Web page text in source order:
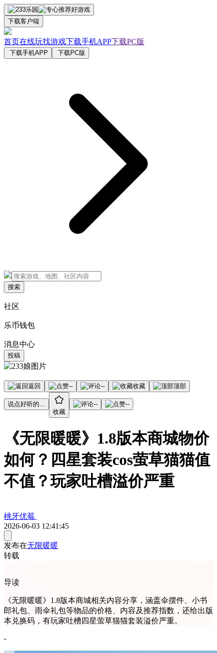
下载客户端
首页在线玩找游戏下载手机APP下载PC版
下载手机APP 下载PC版
搜索
社区
乐币钱包
消息中心
投稿
返回 -- -- 收藏 顶部
说点好听的...
收藏
-- --
《无限暖暖》1.8版本商城物价
如何？四星套装cos萤草猫猫值
不值？玩家吐槽溢价严重
桃牙优莓
2026-06-03 12:41:45
发布在无限暖暖
转载
导读
《无限暖暖》1.8版本商城相关内容分享，涵盖伞摆件、小书
郎礼包、雨伞礼包等物品的价格、内容及推荐指数，还给出版
本兑换码，有玩家吐槽四星萤草猫猫套装溢价严重。
-